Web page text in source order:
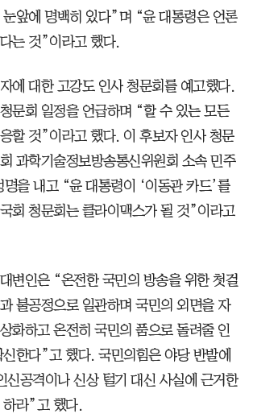
앞에 명백히 있다”며 “윤 대통령은 언론
는 것”이라고 했다.
에 대한 고강도 인사 청문회를 예고했다.
문회 일정을 언급하며 “할 수 있는 모든
할 것”이라고 했다. 이 후보자 인사 청문
과학기술정보방송통신위원회 소속 민주
을 내고 “윤 대통령이 ‘이동관 카드’를
회 청문회는 클라이맥스가 될 것”이라고
변인은 “온전한 국민의 방송을 위한 첫걸
불공정으로 일관하며 국민의 외면을 자
화하고 온전히 국민의 품으로 돌려줄 인
한다”고 했다. 국민의힘은 야당 반발에
신공격이나 신상 털기 대신 사실에 근거한
하라”고 했다.